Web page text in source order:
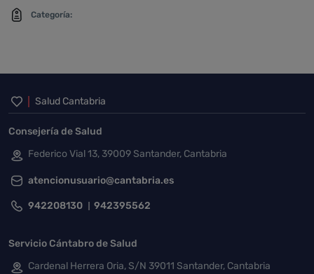
Categoría:
Inicio del pie de página
Salud Cantabria
Consejería de Salud
Federico Vial 13, 39009 Santander, Cantabria
atencionusuario@cantabria.es
942208130 942395562
Servicio Cántabro de Salud
Cardenal Herrera Oria, S/N 39011 Santander, Cantabria